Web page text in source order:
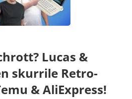
Lucas &
skurrile Retro-
& AliExpress!